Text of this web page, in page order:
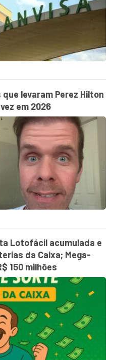
levaram Perez Hilton
em 2026
Lotofácil acumulada e
da Caixa; Mega-
150 milhões